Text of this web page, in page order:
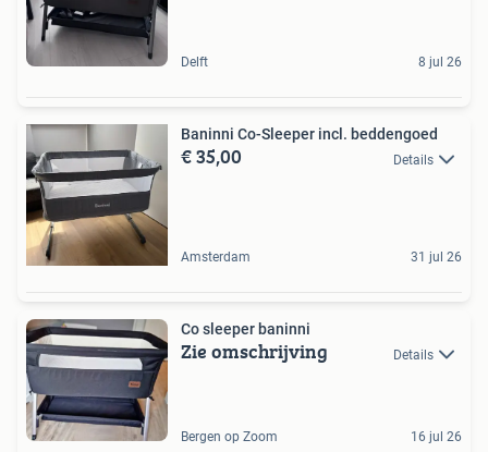
Delft 8 jul 26
Baninni Co-Sleeper incl. beddengoed
€ 35,00 Details
Amsterdam 31 jul 26
Co sleeper baninni
Zie omschrijving Details
Bergen op Zoom 16 jul 26